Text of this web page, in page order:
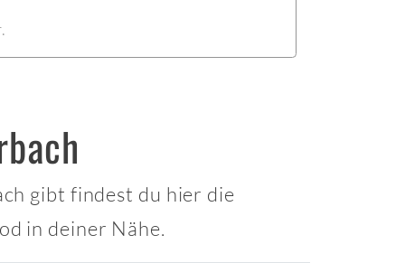
gibt findest du hier die
in deiner Nähe.